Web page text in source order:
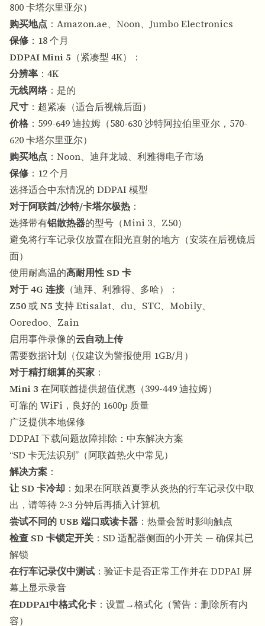
800 卡塔尔里亚尔）
购买地点 ：Amazon.ae、Noon、Jumbo Electronics
保修 ：18 个月
DDPAI Mini 5 （紧凑型 4K）：
分辨率 ：4K
无线网络：是的
尺寸 ：超紧凑（适合后视镜后面）
价格 ：599-649 迪拉姆（580-630 沙特阿拉伯里亚尔，570-
620 卡塔尔里亚尔）
购买地点 ：Noon、迪拜龙城、利雅得电子市场
保修 ：12 个月
选择适合中东情况的 DDPAI 模型
对于阿联酋/沙特/卡塔尔极热 ：
选择带有铝散热器的型号（Mini 3、Z50）
避免将行车记录仪放置在阳光直射的地方（安装在后视镜后
面）
使用耐高温的高耐用性 SD 卡
对于 4G 连接（迪拜、利雅得、多哈）：
Z50或N5 支持 Etisalat、du、STC、Mobily、
Ooredoo、Zain
启用事件录像的云自动上传
需要数据计划（仅建议为警报使用 1GB/月）
对于精打细算的买家 ：
Mini 3 在阿联酋提供超值优惠（399-449 迪拉姆）
可靠的 WiFi，良好的 1600p 质量
广泛提供本地保修
DDPAI 下载问题故障排除：中东解决方案
“SD 卡无法识别”（阿联酋热火中常见）
解决方案 ：
让 SD 卡冷却 ：如果在阿联酋夏季从炎热的行车记录仪中取
出，请等待 2-3 分钟后再插入计算机
尝试不同的 USB 端口或读卡器 ：热量会暂时影响触点
检查 SD 卡锁定开关 ：SD 适配器侧面的小开关 — 确保其已
解锁
在行车记录仪中测试 ：验证卡是否正常工作并在 DDPAI 屏
幕上显示录音
在DDPAI中格式化卡 ：设置→格式化（警告：删除所有内
容）